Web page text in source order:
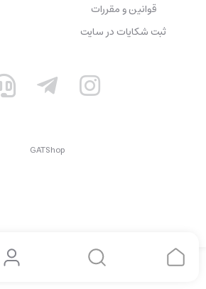
قوانین و مقررات
ثبت شکایات در سایت
GATShop